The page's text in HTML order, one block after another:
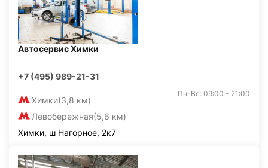
Автосервис Химки
+7 (495) 989-21-31
Химки(3,8 км)
Левобережная(5,6 км)
Пн-Вс: 09:00 - 21:00
Химки, ш Нагорное, 2к7